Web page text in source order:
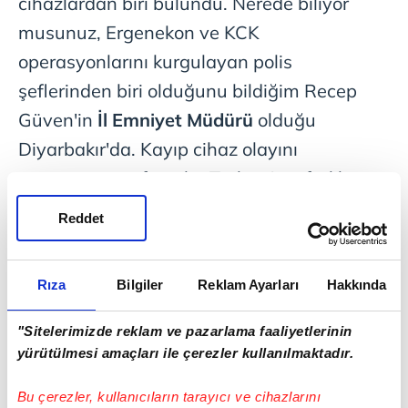
Rıza Bilgiler Reklam Ayarları Hakkında
"Sitelerimizde reklam ve pazarlama faaliyetlerinin
yürütülmesi amaçları ile çerezler kullanılmaktadır.
Bu çerezler, kullanıcıların tarayıcı ve cihazlarını
Reddet
musunuz, Ergenekon ve KCK
operasyonlarını kurgulayan polis
şeflerinden biri olduğunu bildiğim Recep
Güven'in İl Emniyet Müdürü olduğu
Diyarbakır'da. Kayıp cihaz olayını
soruşturan müfettişler Türkiye'nin farklı
illerine giderek pek çok yetkilinin ifadesini
aldı ve önemli bulgulara ulaştı. Kaybolan
toplam 12 cihaz var, bunlardan biri
bulundu. Bulunan cihazın, Diyarbakır'da
bölgedeki askeri, mülki erkân ve belediyeler
yetkililerini kayıt dışı dinleme maksatlı